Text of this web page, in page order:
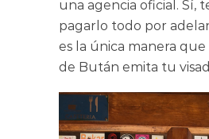
una agencia oficial. Sí,
pagarlo todo por
es la única manera
de Bután emita tu